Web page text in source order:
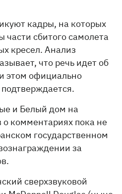
кадры, на которых
сбитого самолета
кресел. Анализ
что речь идет об
этом официально
и Белый дом на
комментариях пока не
государственном
за
сверхзвуковой